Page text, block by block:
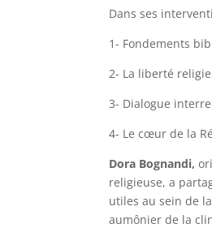
Dans ses
1- Fondements
2- La liberté
3- Dialogue
4- Le cœur de la
Dora Bognandi,
religieuse, a
utiles au sein de
aumônier de la